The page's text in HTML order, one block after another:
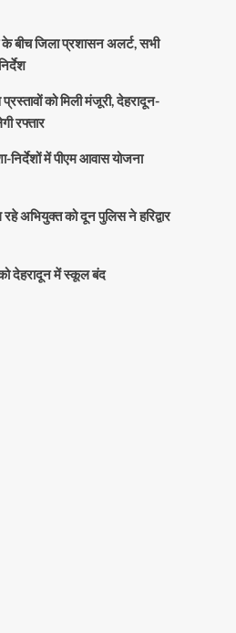
के बीच जिला प्रशासन अलर्ट, सभी
को मिली मंजूरी, देहरादून-
रफ्तार
निर्देशों में पीएम आवास योजना
अभियुक्त को दून पुलिस ने हरिद्वार
देहरादून में स्कूल बंद